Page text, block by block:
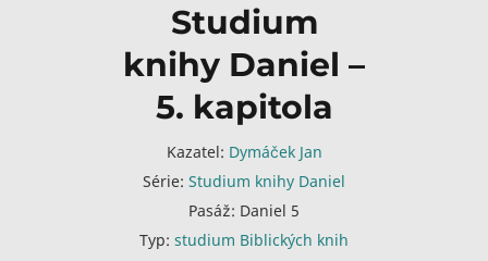
Studium
knihy Daniel –
5. kapitola
Kazatel: Dymáček Jan
Série: Studium knihy Daniel
Pasáž: Daniel 5
Typ: studium Biblických knih